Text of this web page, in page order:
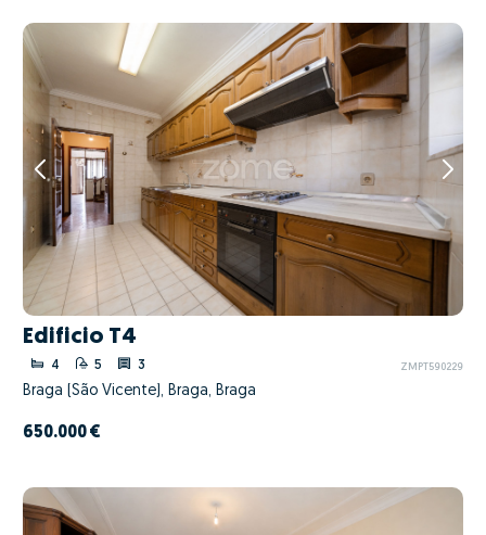
Edificio T4
4 5 3 ZMPT590229
Braga (São Vicente), Braga, Braga
650.000 €